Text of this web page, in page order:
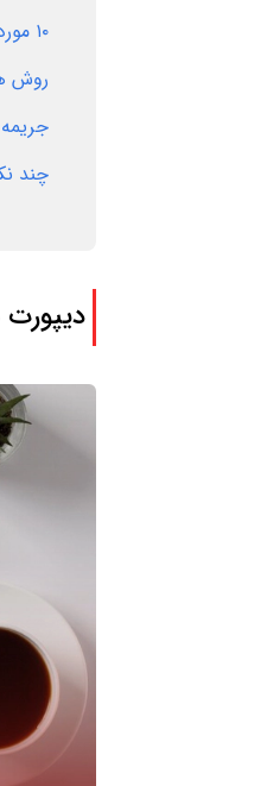
۱۰ مورد از افراد در معرض دیپورت در ترکیه
روش
چند